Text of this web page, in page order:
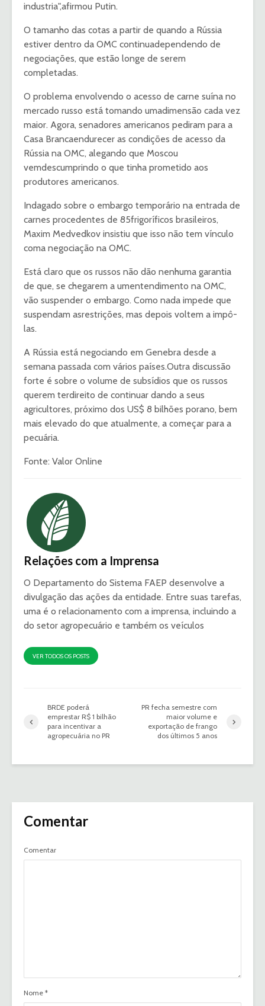
industria",afirmou Putin.
O tamanho das cotas a partir de quando a Rússia
estiver dentro da OMC continuadependendo de
negociações, que estão longe de serem
completadas.
O problema envolvendo o acesso de carne suína no
mercado russo está tomando umadimensão cada vez
maior. Agora, senadores americanos pediram para a
Casa Brancaendurecer as condições de acesso da
Rússia na OMC, alegando que Moscou
vemdescumprindo o que tinha prometido aos
produtores americanos.
Indagado sobre o embargo temporário na entrada de
carnes procedentes de 85frigoríficos brasileiros,
Maxim Medvedkov insistiu que isso não tem vínculo
coma negociação na OMC.
Está claro que os russos não dão nenhuma garantia
de que, se chegarem a umentendimento na OMC,
vão suspender o embargo. Como nada impede que
suspendam asrestrições, mas depois voltem a impô-
las.
A Rússia está negociando em Genebra desde a
semana passada com vários países.Outra discussão
forte é sobre o volume de subsídios que os russos
querem terdireito de continuar dando a seus
agricultores, próximo dos US$ 8 bilhões porano, bem
mais elevado do que atualmente, a começar para a
pecuária.
Fonte: Valor Online
Relações com a Imprensa
O Departamento do Sistema FAEP desenvolve a
divulgação das ações da entidade. Entre suas tarefas,
uma é o relacionamento com a imprensa, incluindo a
do setor agropecuário e também os veículos
VER TODOS OS POSTS
BRDE poderá
emprestar R$ 1 bilhão
para incentivar a
agropecuária no PR
PR fecha semestre com
maior volume e
exportação de frango
dos últimos 5 anos
Comentar
Comentar
Nome *